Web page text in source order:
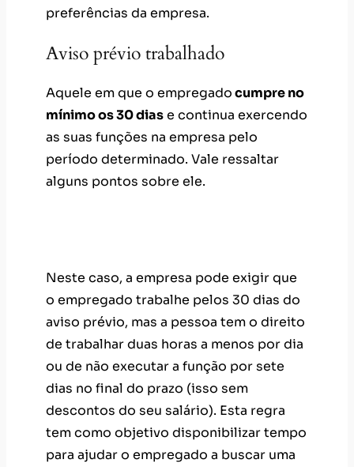
preferências da empresa.
Aviso prévio trabalhado
Aquele em que o empregadocumpre no
mínimo os 30 diase continua exercendo
as suas funções na empresa pelo
período determinado. Vale ressaltar
alguns pontos sobre ele.
Neste caso, a empresa pode exigir que
o empregado trabalhe pelos 30 dias do
aviso prévio, mas a pessoa tem o direito
de trabalhar duas horas a menos por dia
ou de não executar a função por sete
dias no final do prazo (isso sem
descontos do seu salário). Esta regra
tem como objetivo disponibilizar tempo
para ajudar o empregado a buscar uma